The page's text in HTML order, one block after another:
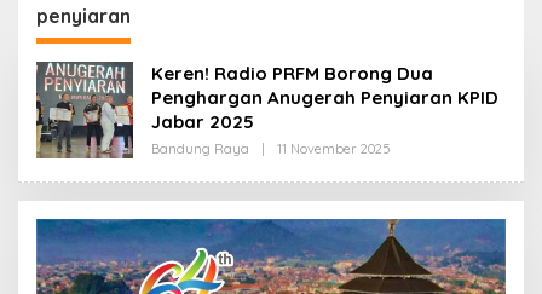
penyiaran
Keren! Radio PRFM Borong Dua
Penghargan Anugerah Penyiaran KPID
Jabar 2025
Bandung Raya 11 November 2025
E
H
R
E
D
A
K